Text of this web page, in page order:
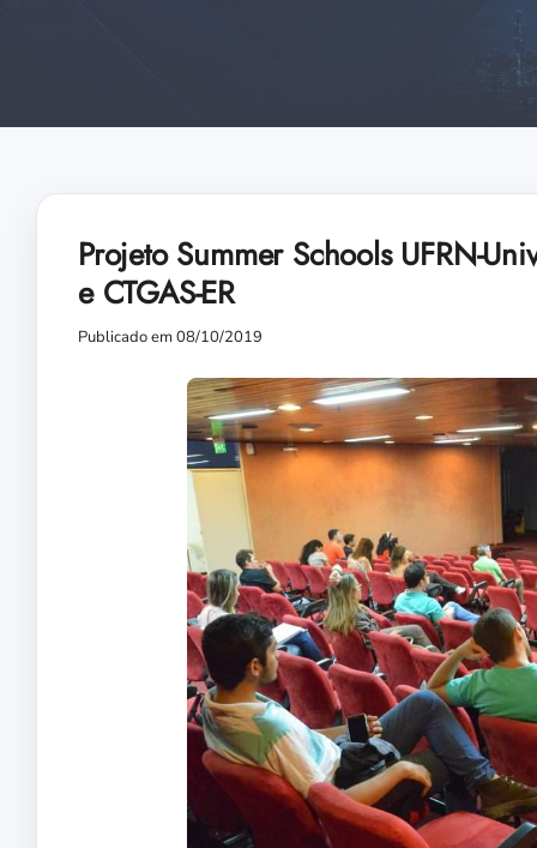
Projeto Summer Schools UFRN-
e CTGAS-ER
Publicado em 08/10/2019